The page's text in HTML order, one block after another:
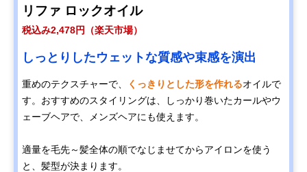
リファ ロックオイル
税込み2,478円（楽天市場）
しっとりしたウェットな質感や束感を演出
重めのテクスチャーで、 くっきりとした形を作れるオイルで
す。おすすめのスタイリングは、しっかり巻いたカールやウ
ェーブヘアで、メンズヘアにも使えます。
適量を毛先～髪全体の順でなじませてからアイロンを使う
と、髪型が決まります。